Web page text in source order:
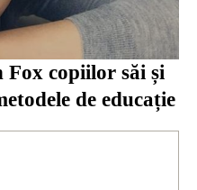
Fox copiilor săi și
de educație